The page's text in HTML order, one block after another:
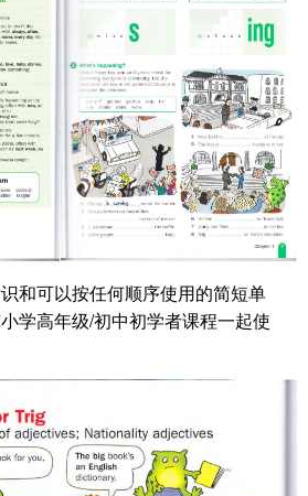
和可以按任何顺序使用的简短单
学高年级/初中初学者课程一起使